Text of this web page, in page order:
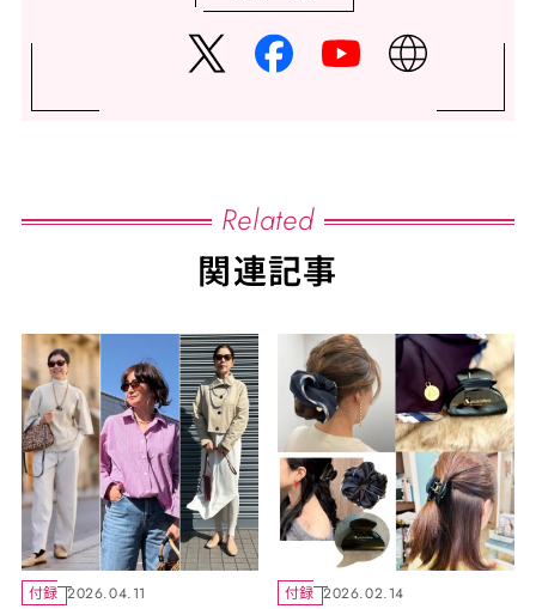
Related
関連記事
付録 2026.04.11 付録 2026.02.14